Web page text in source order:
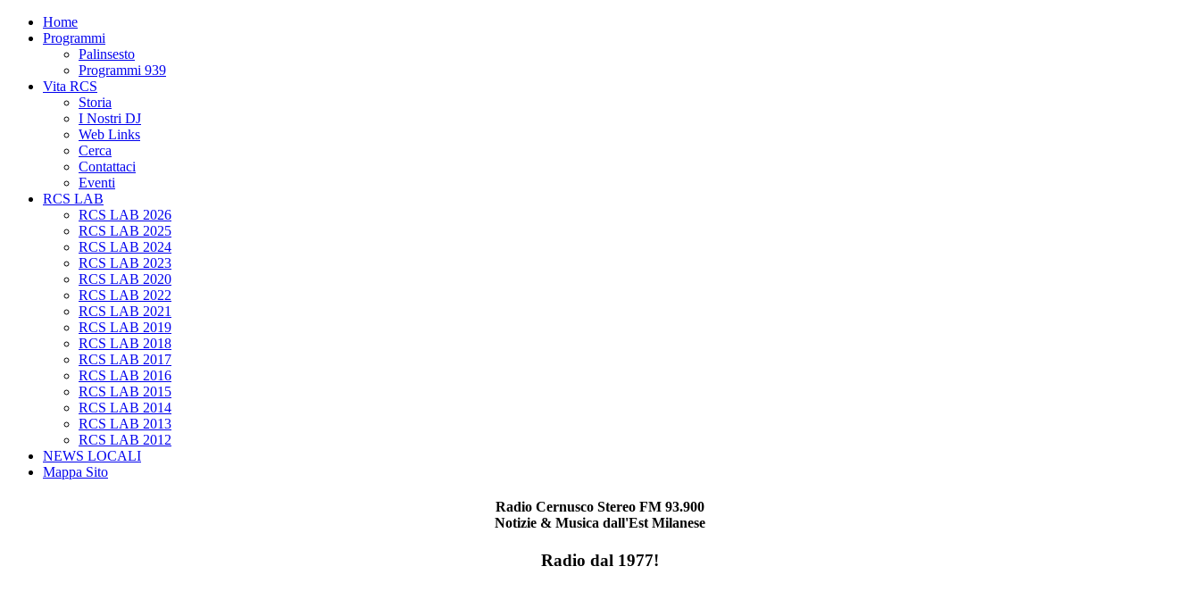
Home
Programmi
Palinsesto
Programmi 939
Vita RCS
Storia
I Nostri DJ
Web Links
Cerca
Contattaci
Eventi
RCS LAB
RCS LAB 2026
RCS LAB 2025
RCS LAB 2024
RCS LAB 2023
RCS LAB 2020
RCS LAB 2022
RCS LAB 2021
RCS LAB 2019
RCS LAB 2018
RCS LAB 2017
RCS LAB 2016
RCS LAB 2015
RCS LAB 2014
RCS LAB 2013
RCS LAB 2012
NEWS LOCALI
Mappa Sito
Radio Cernusco Stereo FM 93.900
Notizie & Musica dall'Est Milanese
Radio dal 1977!